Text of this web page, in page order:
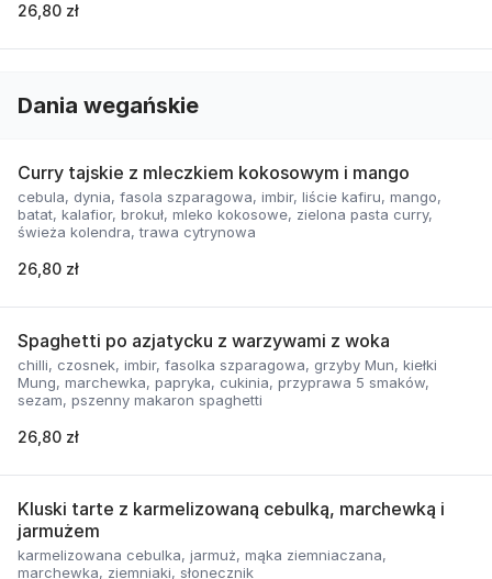
26,80 zł
Dania wegańskie
Curry tajskie z mleczkiem kokosowym i mango
cebula, dynia, fasola szparagowa, imbir, liście kafiru, mango,
batat, kalafior, brokuł, mleko kokosowe, zielona pasta curry,
świeża kolendra, trawa cytrynowa
26,80 zł
Spaghetti po azjatycku z warzywami z woka
chilli, czosnek, imbir, fasolka szparagowa, grzyby Mun, kiełki
Mung, marchewka, papryka, cukinia, przyprawa 5 smaków,
sezam, pszenny makaron spaghetti
26,80 zł
Kluski tarte z karmelizowaną cebulką, marchewką i
jarmużem
karmelizowana cebulka, jarmuż, mąka ziemniaczana,
marchewka, ziemniaki, słonecznik